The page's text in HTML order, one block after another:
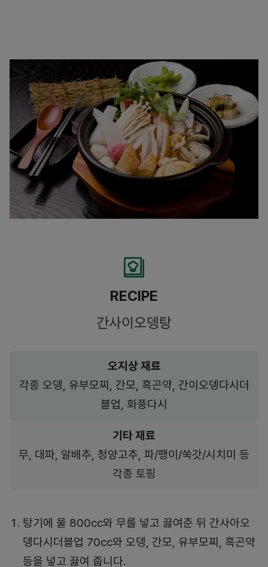
RECIPE
간사이오뎅탕
오지상 재료
각종 오뎅, 유부모찌, 간모, 흑곤약, 간이오뎅다시더
블업, 화풍다시
기타 재료
무, 대파, 알배추, 청양고추, 파/팽이/쑥갓/시치미 등
각종 토핑
탕기에 물 800cc와 무를 넣고 끓여준 뒤 간사아오
뎅다시더블업 70cc와 오뎅, 간모, 유부모찌, 흑곤약
등을 넣고 끓여 줍니다.